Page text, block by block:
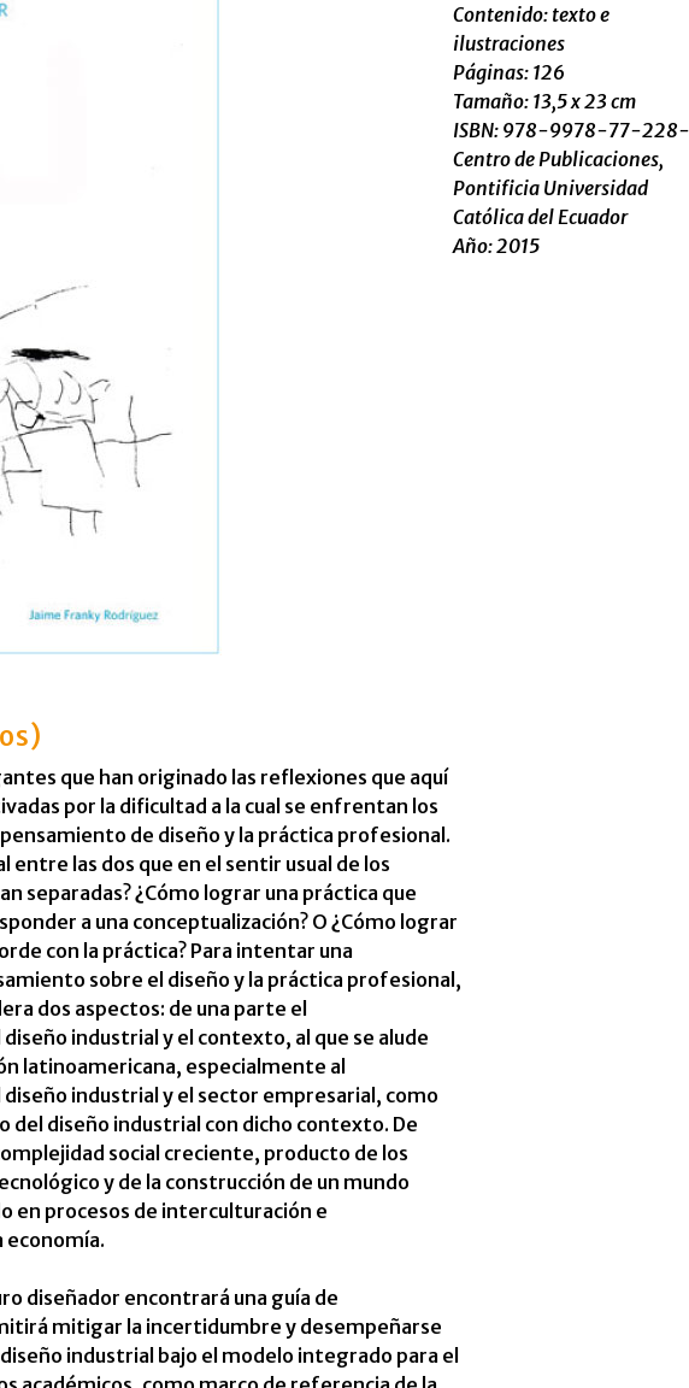
Contenido: texto e
ilustraciones
Páginas: 126
Tamaño: 13,5 x 23 cm
ISBN: 978-9978-77-
Centro de Publicaciones,
Pontificia Universidad
Católica del Ecuador
Año: 2015
que han originado las reflexiones que aquí
por la dificultad a la cual se enfrentan los
de diseño y la práctica profesional.
entre las dos que en el sentir usual de los
separadas? ¿Cómo lograr una práctica que
a una conceptualización? O ¿Cómo lograr
con la práctica? Para intentar una
sobre el diseño y la práctica profesional,
dos aspectos: de una parte el
industrial y el contexto, al que se alude
latinoamericana, especialmente al
industrial y el sector empresarial, como
diseño industrial con dicho contexto. De
social creciente, producto de los
y de la construcción de un mundo
en procesos de interculturación e
economía.
diseñador encontrará una guía de
mitigar la incertidumbre y desempeñarse
industrial bajo el modelo integrado para el